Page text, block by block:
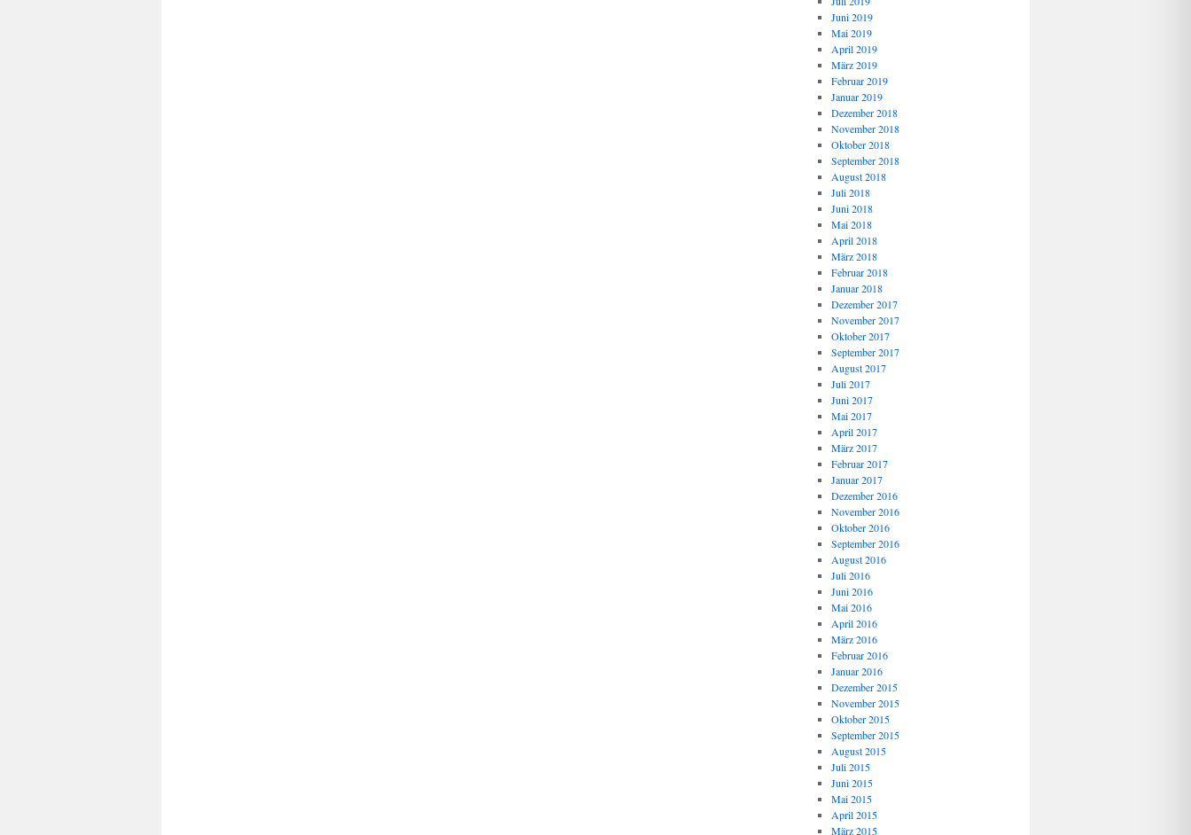
Juni 2019
Mai 2019
April 2019
März 2019
Februar 2019
Januar 2019
Dezember 2018
November 2018
Oktober 2018
September 2018
August 2018
Juli 2018
Juni 2018
Mai 2018
April 2018
März 2018
Februar 2018
Januar 2018
Dezember 2017
November 2017
Oktober 2017
September 2017
August 2017
Juli 2017
Juni 2017
Mai 2017
April 2017
März 2017
Februar 2017
Januar 2017
Dezember 2016
November 2016
Oktober 2016
September 2016
August 2016
Juli 2016
Juni 2016
Mai 2016
April 2016
März 2016
Februar 2016
Januar 2016
Dezember 2015
November 2015
Oktober 2015
September 2015
August 2015
Juli 2015
Juni 2015
Mai 2015
April 2015
März 2015